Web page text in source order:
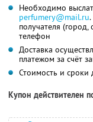
Необходимо
perfumery@mail.ru
получателя (город,
телефон
Доставка
платежом за счёт
Стоимость и сроки
Купон действителен